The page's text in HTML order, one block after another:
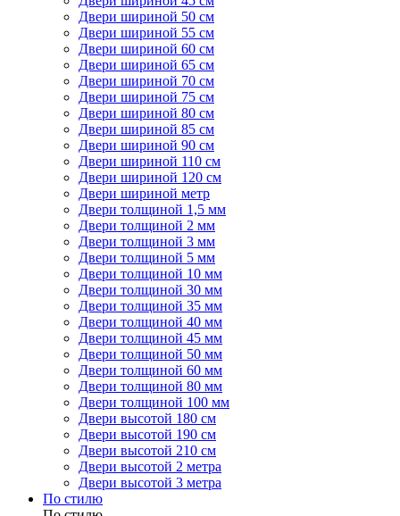
Двери шириной 50 см
Двери шириной 55 см
Двери шириной 60 см
Двери шириной 65 см
Двери шириной 70 см
Двери шириной 75 см
Двери шириной 80 см
Двери шириной 85 см
Двери шириной 90 см
Двери шириной 110 см
Двери шириной 120 см
Двери шириной метр
Двери толщиной 1,5 мм
Двери толщиной 2 мм
Двери толщиной 3 мм
Двери толщиной 5 мм
Двери толщиной 10 мм
Двери толщиной 30 мм
Двери толщиной 35 мм
Двери толщиной 40 мм
Двери толщиной 45 мм
Двери толщиной 50 мм
Двери толщиной 60 мм
Двери толщиной 80 мм
Двери толщиной 100 мм
Двери высотой 180 см
Двери высотой 190 см
Двери высотой 210 см
Двери высотой 2 метра
Двери высотой 3 метра
По стилю